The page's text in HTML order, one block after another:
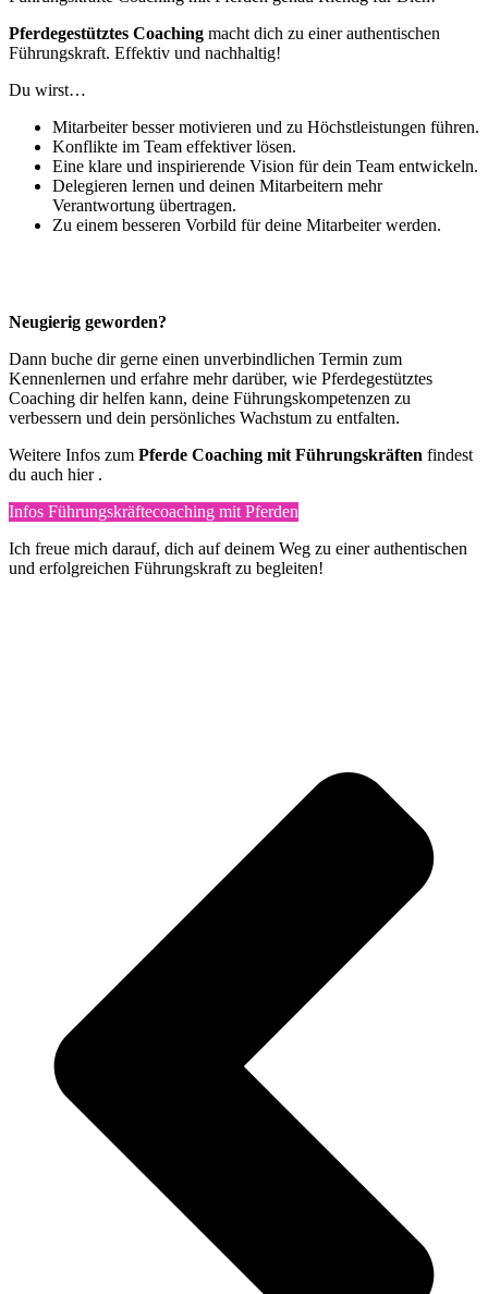
Pferdegestütztes Coaching macht dich zu einer authentischen
Führungskraft. Effektiv und nachhaltig!
Du wirst…
Mitarbeiter besser motivieren und zu Höchstleistungen führen.
Konflikte im Team effektiver lösen.
Eine klare und inspirierende Vision für dein Team entwickeln.
Delegieren lernen und deinen Mitarbeitern mehr
Verantwortung übertragen.
Zu einem besseren Vorbild für deine Mitarbeiter werden.
Neugierig geworden?
Dann buche dir gerne einen unverbindlichen Termin zum
Kennenlernen und erfahre mehr darüber, wie Pferdegestütztes
Coaching dir helfen kann, deine Führungskompetenzen zu
verbessern und dein persönliches Wachstum zu entfalten.
Weitere Infos zum Pferde Coaching mit Führungskräften findest
du auch hier .
Infos Führungskräftecoaching mit Pferden
Ich freue mich darauf, dich auf deinem Weg zu einer authentischen
und erfolgreichen Führungskraft zu begleiten!